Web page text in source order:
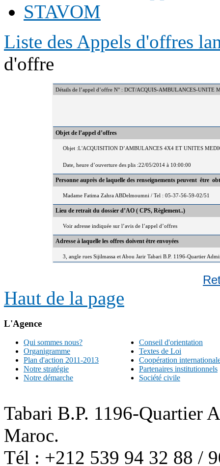
STAVOM
Liste des Appels d'offres
d'offre
Détails de l’appel d’offre N° : DCT/ACQUIS-AMBULANCES-UNITE
Objet de l’appel d’offres
Objet :L'ACQUISITION D’AMBULANCES 4X4 ET UNITES
Date, heure d’ouverture des plis :22/05/2014 à 10:00:00
Personne auprès de laquelle des renseignements peuvent être
Madame Fatima Zahra ABDelmoumni / Tel : 05-37-56-59-02/51
Lieu de retrait du dossier d’AO ( CPS, Règlement..)
Voir adresse indiquée sur l’avis de l’appel d’offres
Adresse à laquelle les offres doivent être envoyées
3, angle rues Sijilmassa et Abou Jarir Tabari B.P. 1196-Quartier
Haut de la page
L'Agence
Qui sommes nous?
Organigramme
Plan d'action 2011-2013
Notre stratégie
Notre démarche
Conseil d'orientation
Textes de Loi
Coopération
Partenaires institutionnels
Société civile
Tabari B.P. 1196-Quartier
Maroc.
Tél : +212 539 94 32 88 /